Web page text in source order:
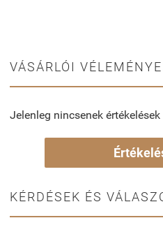
VÁSÁRLÓI
Jelenleg nincsenek
KÉRDÉSEK ÉS